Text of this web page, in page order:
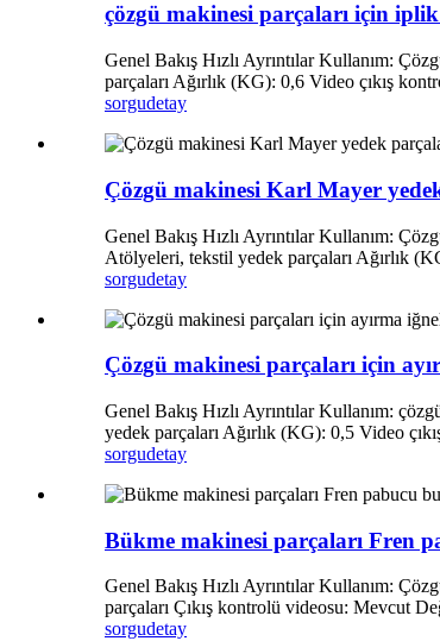
çözgü makinesi parçaları için iplik
Genel Bakış Hızlı Ayrıntılar Kullanım:
parçaları Ağırlık (KG): 0,6 Video çıkış
sorgudetay
Çözgü makinesi Karl Mayer
Genel Bakış Hızlı Ayrıntılar Kullanım:
Atölyeleri, tekstil yedek parçaları Ağırlık
sorgudetay
Çözgü makinesi parçaları için
Genel Bakış Hızlı Ayrıntılar Kullanım:
yedek parçaları Ağırlık (KG): 0,5 Video
sorgudetay
Bükme makinesi parçaları Fren
Genel Bakış Hızlı Ayrıntılar Kullanım:
parçaları Çıkış kontrolü videosu: Mevcut
sorgudetay